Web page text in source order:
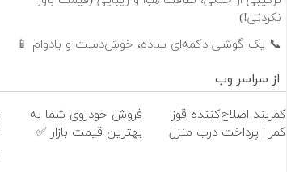
نکردنی!)
📞 یک گوشی دکمه‌ای ساده، خوش‌دست و بادوام 📱
از سراسر وب
کمربند اصلاح‌کننده قوز
کمر | پرداخت درب منزل
فروش خودروی شما به
بهترین قیمت بازار ✅